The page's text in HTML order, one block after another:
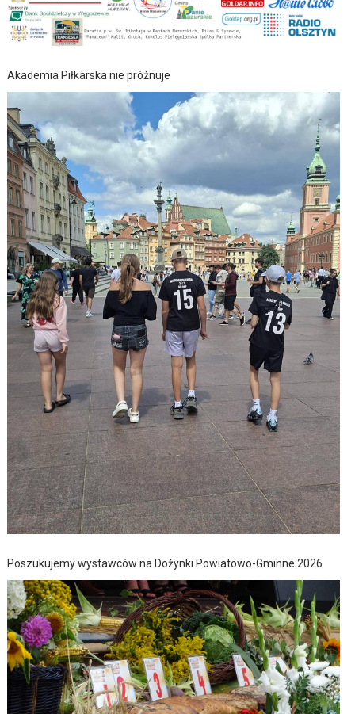
Akademia Piłkarska nie próżnuje
Poszukujemy wystawców na Dożynki Powiatowo-Gminne 2026